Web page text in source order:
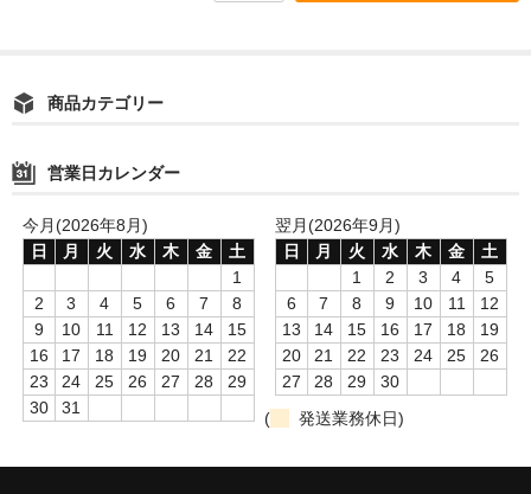
商品カテゴリー
営業日カレンダー
今月(2026年8月)
日
月 火 水 木 金
土
1
2
3 4 5 6 7
8
9
10 11 12 13 14
15
16
17 18 19 20 21
22
23
24 25 26 27 28
29
30
31
翌月(2026年9月)
日
月 火 水 木 金
土
1
2 3 4
5
6
7 8 9 10 11
12
13
14 15 16 17 18
19
20
21 22 23 24 25
26
27
28 29
30
(
発送業務休日)